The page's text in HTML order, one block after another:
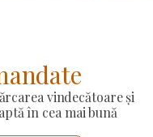
vindecătoare și
în cea mai bună